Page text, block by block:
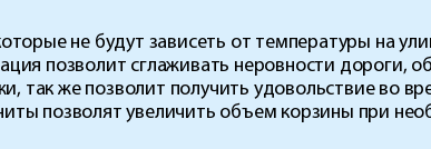
не будут зависеть от температуры на
позволит сглаживать неровности дороги,
так же позволит получить удовольствие во
позволят увеличить объем корзины при